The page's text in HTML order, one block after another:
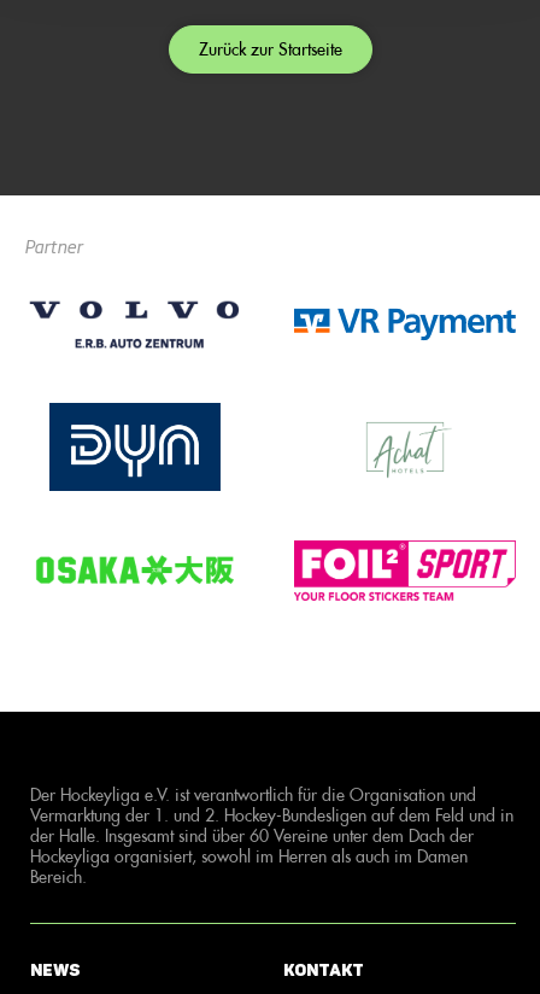
Zurück zur Startseite
Partner
Der Hockeyliga e.V. ist verantwortlich für die Organisation und
Vermarktung der 1. und 2. Hockey-Bundesligen auf dem Feld und in
der Halle. Insgesamt sind über 60 Vereine unter dem Dach der
Hockeyliga organisiert, sowohl im Herren als auch im Damen
Bereich.
News Kontakt